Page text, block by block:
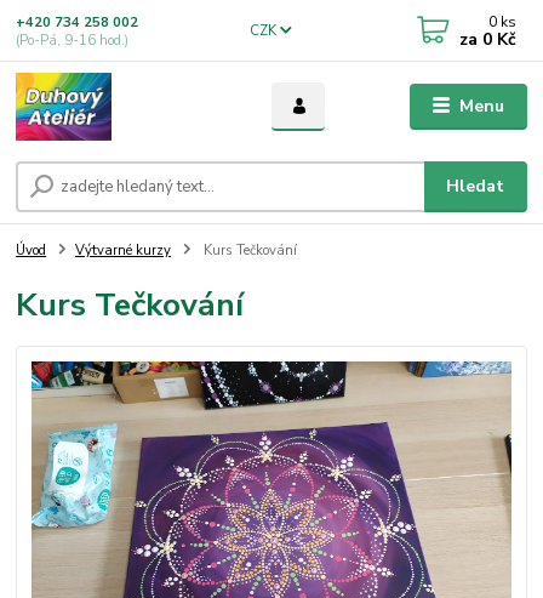
Menu
CZK
Hledat
+420 734 258 002
(Po-Pá, 9-16 hod.)
0 ks
za 0 Kč
Úvod Výtvarné kurzy Kurs Tečkování
Kurs Tečkování